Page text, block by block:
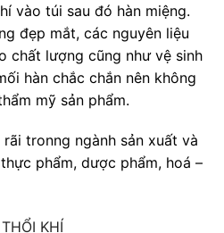
vào túi sau đó hàn miệng.
đẹp mắt, các nguyên liệu
chất lượng cũng như vệ sinh
hàn chắc chắn nên không
mỹ sản phẩm.
tronng ngành sản xuất và
phẩm, dược phẩm, hoá –